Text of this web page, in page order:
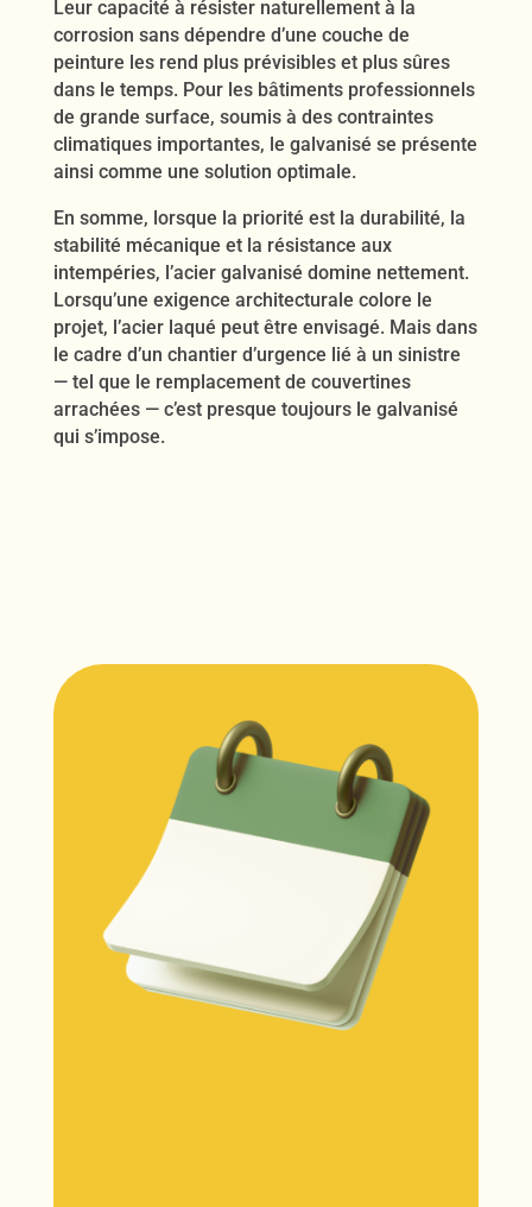
Leur capacité à résister naturellement à la
corrosion sans dépendre d’une couche de
peinture les rend plus prévisibles et plus sûres
dans le temps. Pour les bâtiments professionnels
de grande surface, soumis à des contraintes
climatiques importantes, le galvanisé se présente
ainsi comme une solution optimale.
En somme, lorsque la priorité est la durabilité, la
stabilité mécanique et la résistance aux
intempéries, l’acier galvanisé domine nettement.
Lorsqu’une exigence architecturale colore le
projet, l’acier laqué peut être envisagé. Mais dans
le cadre d’un chantier d’urgence lié à un sinistre
— tel que le remplacement de couvertines
arrachées — c’est presque toujours le galvanisé
qui s’impose.